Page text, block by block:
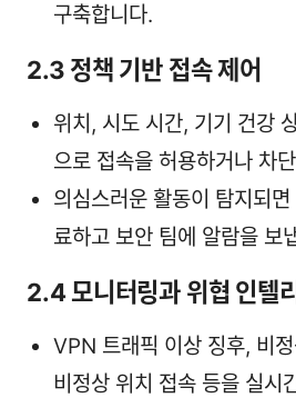
구축합니다.
2.3 정책 기반 접속 제어
위치, 시도 시간, 기기 건강
으로 접속을 허용하거나 차
의심스러운 활동이 탐지되
료하고 보안 팀에 알람을 보
2.4 모니터링과 위협 인텔
VPN 트래픽 이상 징후, 비
비정상 위치 접속 등을 실시